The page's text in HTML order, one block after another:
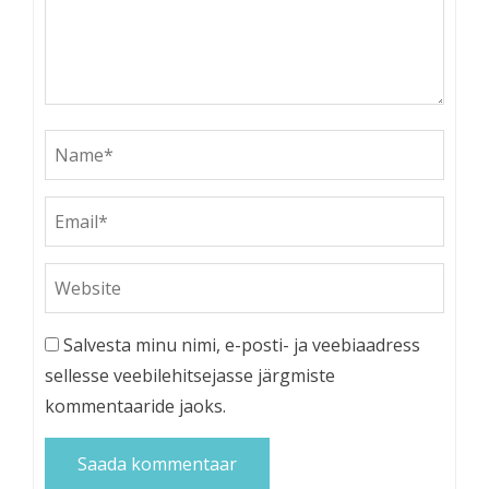
Salvesta minu nimi, e-posti- ja veebiaadress
sellesse veebilehitsejasse järgmiste
kommentaaride jaoks.